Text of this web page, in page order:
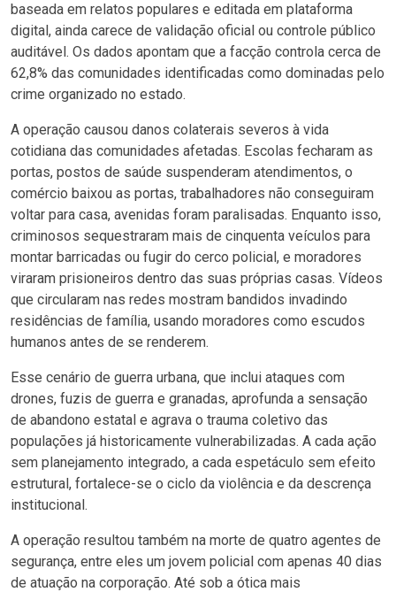
baseada em relatos populares e editada em plataforma
digital, ainda carece de validação oficial ou controle público
auditável. Os dados apontam que a facção controla cerca de
62,8% das comunidades identificadas como dominadas pelo
crime organizado no estado.
A operação causou danos colaterais severos à vida
cotidiana das comunidades afetadas. Escolas fecharam as
portas, postos de saúde suspenderam atendimentos, o
comércio baixou as portas, trabalhadores não conseguiram
voltar para casa, avenidas foram paralisadas. Enquanto isso,
criminosos sequestraram mais de cinquenta veículos para
montar barricadas ou fugir do cerco policial, e moradores
viraram prisioneiros dentro das suas próprias casas. Vídeos
que circularam nas redes mostram bandidos invadindo
residências de família, usando moradores como escudos
humanos antes de se renderem.
Esse cenário de guerra urbana, que inclui ataques com
drones, fuzis de guerra e granadas, aprofunda a sensação
de abandono estatal e agrava o trauma coletivo das
populações já historicamente vulnerabilizadas. A cada ação
sem planejamento integrado, a cada espetáculo sem efeito
estrutural, fortalece-se o ciclo da violência e da descrença
institucional.
A operação resultou também na morte de quatro agentes de
segurança, entre eles um jovem policial com apenas 40 dias
de atuação na corporação. Até sob a ótica mais